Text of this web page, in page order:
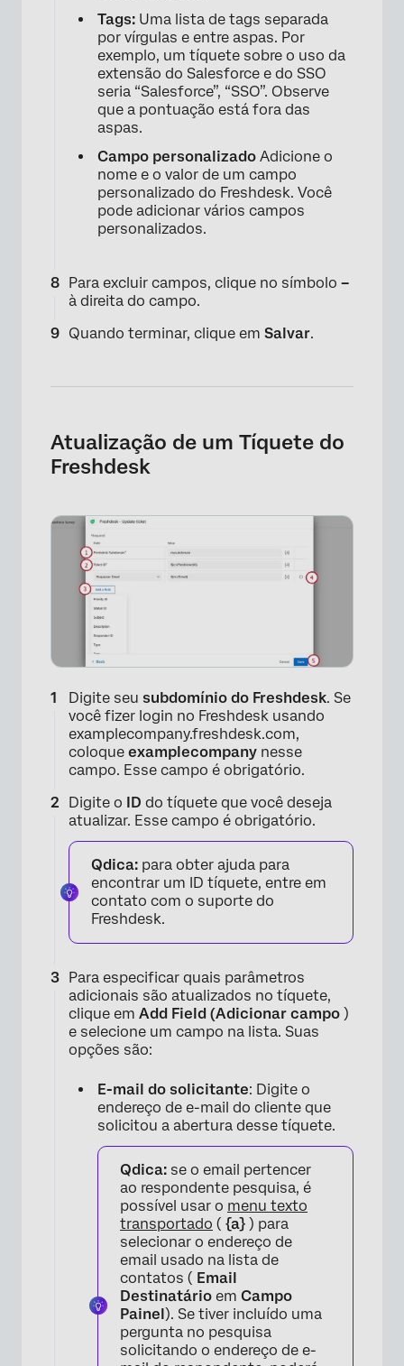
Tags: Uma lista de tags separada
por vírgulas e entre aspas. Por
exemplo, um tíquete sobre o uso da
extensão do Salesforce e do SSO
seria “Salesforce”, “SSO”. Observe
que a pontuação está fora das
aspas.
Campo personalizado Adicione o
nome e o valor de um campo
personalizado do Freshdesk. Você
pode adicionar vários campos
personalizados.
Para excluir campos, clique no símbolo –
à direita do campo.
Quando terminar, clique em Salvar.
Atualização de um Tíquete do
Freshdesk
Digite seu subdomínio do Freshdesk. Se
você fizer login no Freshdesk usando
examplecompany.freshdesk.com,
coloque examplecompany nesse
campo. Esse campo é obrigatório.
Digite o ID do tíquete que você deseja
atualizar. Esse campo é obrigatório.
Qdica: para obter ajuda para
encontrar um ID tíquete, entre em
contato com o suporte do
Freshdesk.
Para especificar quais parâmetros
adicionais são atualizados no tíquete,
clique em Add Field (Adicionar campo )
e selecione um campo na lista. Suas
opções são:
E-mail do solicitante: Digite o
endereço de e-mail do cliente que
solicitou a abertura desse tíquete.
Qdica: se o email pertencer
ao respondente pesquisa, é
possível usar o menu texto
transportado ( {a} ) para
selecionar o endereço de
email usado na lista de
contatos ( Email
Destinatário em Campo
Painel). Se tiver incluído uma
pergunta no pesquisa
solicitando o endereço de e-